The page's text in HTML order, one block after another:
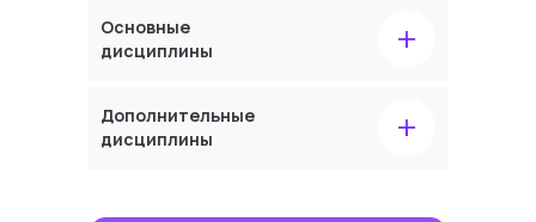
Основные
дисциплины
+
Дополнительные
дисциплины
+